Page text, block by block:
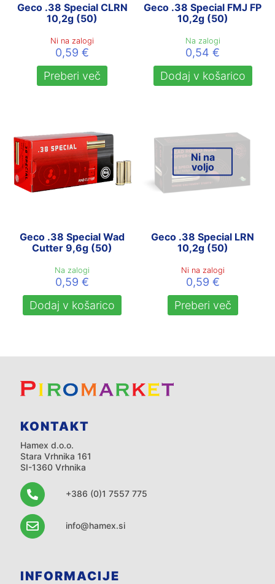
Geco .38 Special CLRN
10,2g (50)
Ni na zalogi
0,59€
Preberi več
Geco .38 Special FMJ FP
10,2g (50)
Na zalogi
0,54€
Dodaj v košarico
Geco .38 Special Wad
Cutter 9,6g (50)
Na zalogi
0,59€
Dodaj v košarico
Ni na
voljo
Geco .38 Special LRN
10,2g (50)
Ni na zalogi
0,59 €
Preberi več
KONTAKT
Hamex d.o.o.
Stara Vrhnika 161
SI-1360 Vrhnika
+386 (0)1 7557 775
info@hamex.si
INFORMACIJE